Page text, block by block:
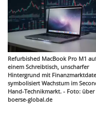
Refurbished MacBook Pro M1
einem Schreibtisch, unscharfer
Hintergrund mit
symbolisiert Wachstum im
Hand-Technikmarkt. - Foto: über
boerse-global.de